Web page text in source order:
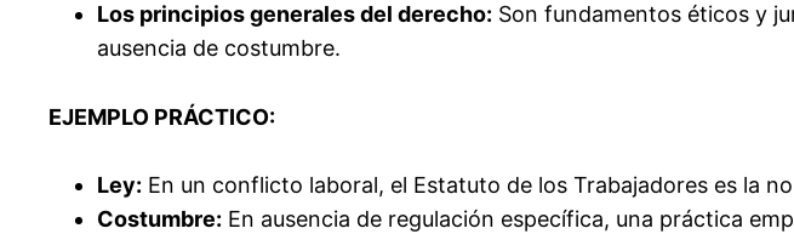
Los principios generales del derecho: Son fundamentos éticos y
ausencia de costumbre.
EJEMPLO PRÁCTICO:
Ley: En un conflicto laboral, el Estatuto de los Trabajadores es la
Costumbre: En ausencia de regulación específica, una práctica